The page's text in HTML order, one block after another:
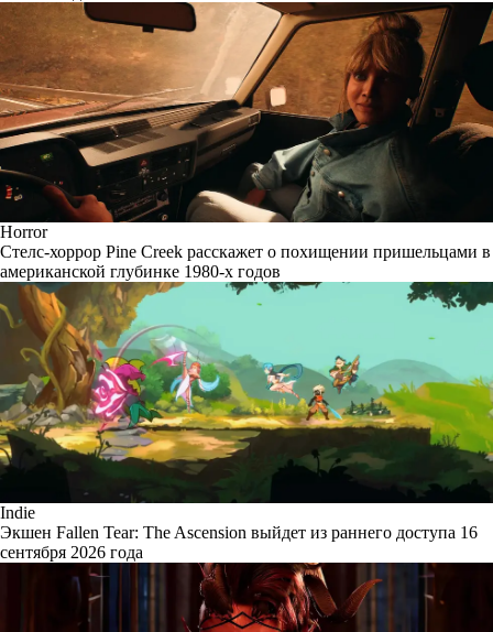
Horror
Стелс-хоррор Pine Creek расскажет о похищении пришельцами в
американской глубинке 1980-х годов
Indie
Экшен Fallen Tear: The Ascension выйдет из раннего доступа 16
сентября 2026 года